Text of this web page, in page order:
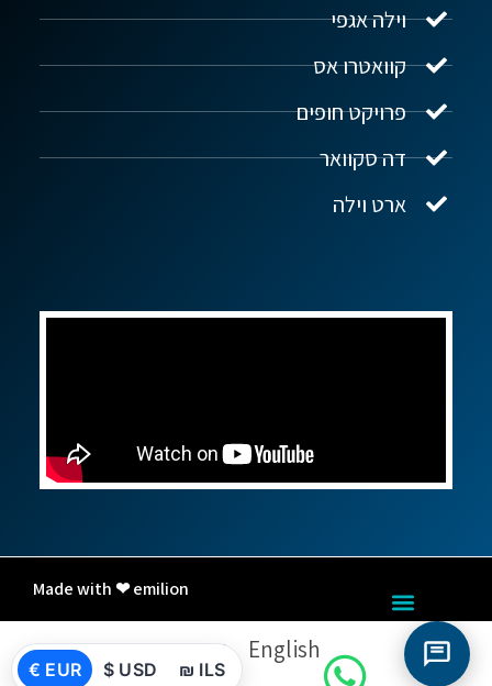
וילה אגפי
קוואטרו אס
פרויקט חופים
דה סקוואר
ארט וילה
Made with ❤ emilion
English עברית
€ EUR $ USD ₪ ILS
נדל"ן ביוון G.R.E
שלום! איך אפשר לעזור?